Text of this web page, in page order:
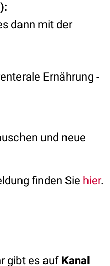
dann mit der
Ernährung -
und neue
finden Sie hier.
gibt es auf Kanal